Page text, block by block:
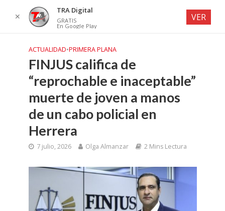
ACTUALIDAD•PRIMERA PLANA
FINJUS califica de
“reprochable e inaceptable”
muerte de joven a manos
de un cabo policial en
Herrera
7 julio, 2026 Olga Almanzar 2 Mins Lectura
✕
TRA Digital
GRATIS
En Google Play
VER